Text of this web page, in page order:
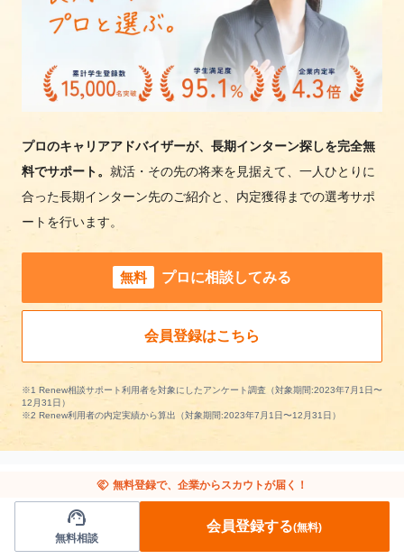
プロのキャリアアドバイザーが、長期インターン探しを完全無
料でサポート。 就活・その先の将来を見据えて、一人ひとりに
合った長期インターン先のご紹介と、内定獲得までの選考サポ
ートを行います。
無料 プロに相談してみる
会員登録はこちら
※1 Renew相談サポート利用者を対象にしたアンケート調査（対象期間:2023年7月1日〜
12月31日）
※2 Renew利用者の内定実績から算出（対象期間:2023年7月1日〜12月31日）
広島県の長期インターンを条件で絞り込む
handshake 無料登録で、企業からスカウトが届く！
support_agent
無料相談
会員登録する(無料)